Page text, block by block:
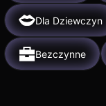
Dla Dziewczyn
Bezczynne